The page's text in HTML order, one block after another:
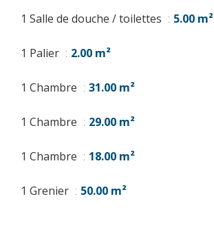
1 Salle de douche / toilettes 5.00 m²
1 Palier 2.00 m²
1 Chambre 31.00 m²
1 Chambre 29.00 m²
1 Chambre 18.00 m²
1 Grenier 50.00 m²